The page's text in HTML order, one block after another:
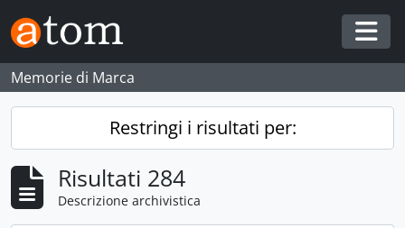
Skip to main content
Memorie di Marca
Restringi i risultati per:
Risultati 284
Descrizione archivistica